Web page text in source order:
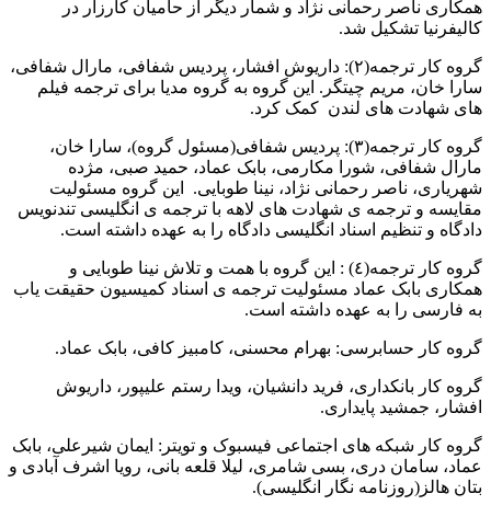
همکاری ناصر رحمانی نژاد و شمار دیگر از حامیان کارزار در
کالیفرنیا تشکیل شد.
گروه کار ترجمه(٢): داریوش افشار، پردیس شفافی، مارال شفافی،
سارا خان، مریم چیتگر. این گروه به گروه مدیا برای ترجمه فیلم
های شهادت های لندن کمک کرد.
گروه کار ترجمه(٣): پردیس شفافی(مسئول گروه)، سارا خان،
مارال شفافی، شورا مکارمی، بابک عماد، حمید صبی، مژده
شهریاری، ناصر رحمانی نژاد، نینا طوبایی. این گروه مسئولیت
مقایسه و ترجمه ی شهادت های لاهه با ترجمه ی انگلیسی تندنویس
دادگاه و تنظیم اسناد انگلیسی دادگاه را به عهده داشته است.
گروه کار ترجمه(٤) : این گروه با همت و تلاش نینا طوبایی و
همکاری بابک عماد مسئولیت ترجمه ی اسناد کمیسیون حقیقت یاب
به فارسی را به عهده داشته است.
گروه کار حسابرسی: بهرام محسنی، کامبیز کافی، بابک عماد.
گروه کار بانکداری، فرید دانشیان، ویدا رستم علیپور، داریوش
افشار، جمشید پایداری.
گروه کار شبکه های اجتماعی فیسبوک و تویتر: ایمان شیرعلی، بابک
عماد، سامان دری، بسی شامری، لیلا قلعه بانی، رویا اشرف آبادی و
بتان هالز(روزنامه نگار انگلیسی).